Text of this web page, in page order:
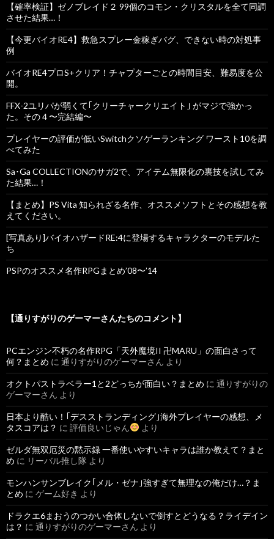
【確率検証】ゼノブレイド２ 99個のコモン・クリスタルを全て同調
させた結果…！
【今更バイオRE4】救急スプレー金稼ぎバグ、できない時の対処事
例
バイオRE4プロS+クリア！チャプターごとの時間目安、難易度を公
開。
FFX-2ユリパが弱くて｢クリーチャークリエイト｣ がマジで強かっ
た。その４〜完結編〜
プレイヤーの評価が低いSwitchクソゲーランキング ワースト10を調
べてみた
Sa･Ga COLLECTIONのサガ2で、アイテム無限化の裏技を試してみ
た結果…！
【まとめ】PS Vita 知られざる名作、オススメソフトとその感想を教
えてください。
[写真あり]バイオハザードRE:4に登場するキャラクターのモデルた
ち
PSPのオススメ名作RPGまとめ’08〜’14
【通りすがりのゲーマーさんたちのコメント】
PCエンジン不朽の名作RPG「天外魔境II 卍MARU」の面白さって
何？まとめ に 通りすがりのゲーマーさん より
オクトパストラベラー1と2どっちが面白い？まとめ に 通りすがりの
ゲーマーさん より
日本より酷い！｢デスストランディング｣海外プレイヤーの感想、メ
タスコアは？ に 評価良いじゃん より
ゼルダ無双厄災の黙示録 一番使いやすいキャラは誰か教えて？まと
め に リーバル推し隊 より
モンハンサンブレイク｢メル・ゼナ｣強すぎて無理なの俺だけ…？ま
とめ に ゲーム好き より
ドラクエ6まおうのつかい合体しないで倒すとどうなる？ライデイン
は？ に 通りすがりのゲーマーさん より